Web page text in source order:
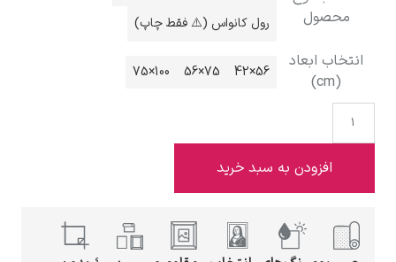
کامی پیسارو
ادوارد هاپر
رول کانواس (⚠️ فقط چاپ)
75×56
100×75
سبد خرید